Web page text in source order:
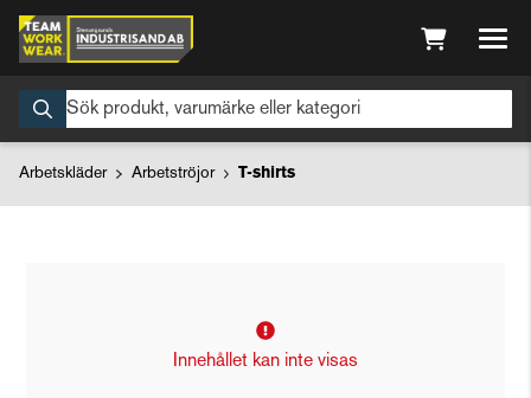
Arbetskläder Arbetströjor T-shirts
Innehållet kan inte visas